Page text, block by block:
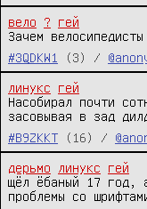
вело ?
гей
Зачем
#3QDKW1
(3) /
линукс
гей
Насобирал почти
засовывая в зад
#B9ZKKT
(16) /
дерьмо линукс
гей
щёл ёбаный 17 год,
проблемы со